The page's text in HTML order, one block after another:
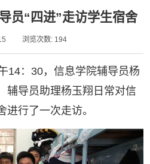
员“四进”走访学生宿舍
浏览次数: 194
：30，信息学院辅导员杨
辅导员助理杨玉翔日常对信
进行了一次走访。